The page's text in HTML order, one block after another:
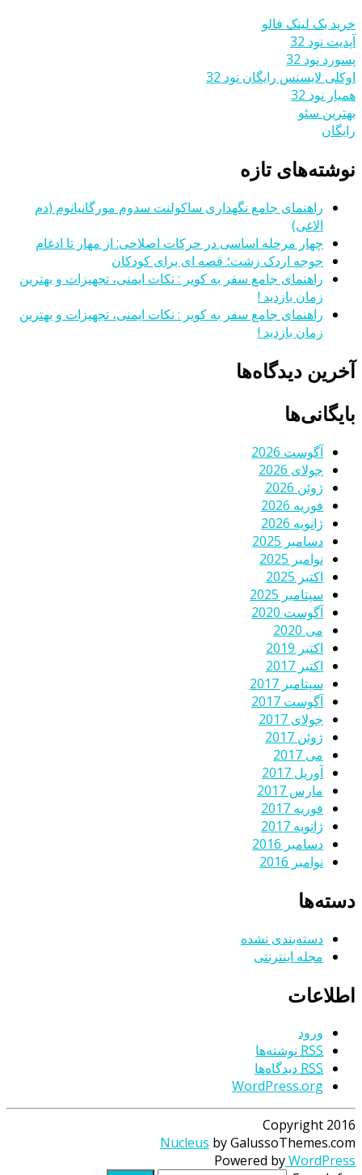
خرید بک لینک فالو
آپدیت نود 32
پسورد نود 32
اوکلی لایسنس رایگان نود 32
همیار نود 32
بهترین سئو
رایگان
نوشته‌های تازه
راهنمای جامع نگهداری ساکولنت سدوم مورگانیانوم (دم
الاغی)
چهار مرحله اساسی در حرکات اصلاحی: از مهار تا ادغام
جوجه اردک زشت؛ قصه ای برای کودکان
راهنمای جامع سفر به کویر : نکات ایمنی، تجهیزات و بهترین
زمان بازدید !
راهنمای جامع سفر به کویر : نکات ایمنی، تجهیزات و بهترین
زمان بازدید !
آخرین دیدگاه‌ها
بایگانی‌ها
آگوست 2026
جولای 2026
ژوئن 2026
فوریه 2026
ژانویه 2026
دسامبر 2025
نوامبر 2025
اکتبر 2025
سپتامبر 2025
آگوست 2020
می 2020
اکتبر 2019
اکتبر 2017
سپتامبر 2017
آگوست 2017
جولای 2017
ژوئن 2017
می 2017
آوریل 2017
مارس 2017
فوریه 2017
ژانویه 2017
دسامبر 2016
نوامبر 2016
دسته‌ها
دسته‌بندی نشده
مجله اینترنتی
اطلاعات
ورود
RSS نوشته‌ها
RSSدیدگاه‌ها
WordPress.org
Copyright 2016
Nucleus by GalussoThemes.com
Powered byWordPress